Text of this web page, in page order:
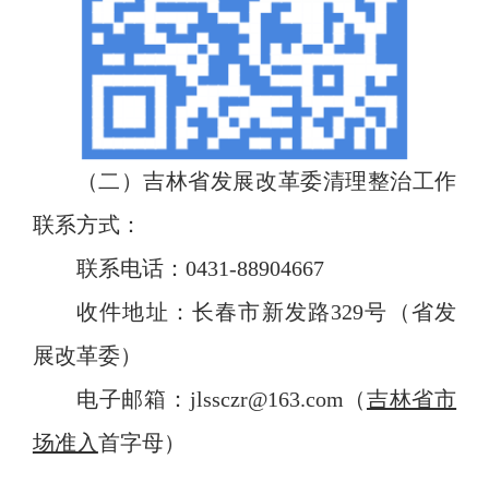
（二）吉林省发展改革委清理整治工作
联系方式：
联系电话： 0431-88904667
收件地址：长春市新发路329号（省发
展改革委）
电子邮箱： jlssczr@163.com （吉林省市
场准入首字母）